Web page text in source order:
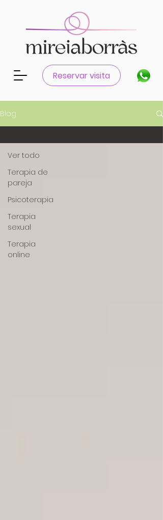
Reservar visita
Blog
Ver todo
Terapia de
pareja
Psicoterapia
Terapia
sexual
Terapia
online